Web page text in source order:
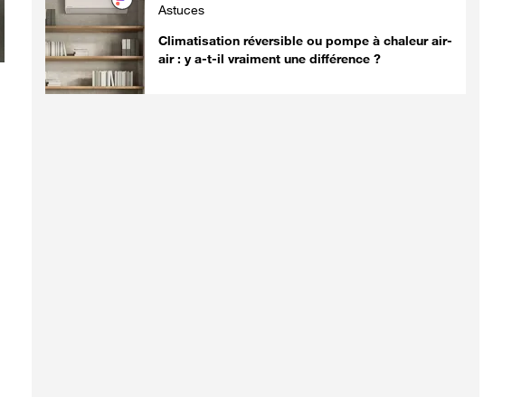
Astuces
Climatisation réversible ou pompe à chaleur air-
air : y a-t-il vraiment une différence ?